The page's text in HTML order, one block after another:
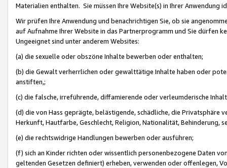
Materialien enthalten. Sie müssen Ihre Website(s) in Ihrer Anwendung
Wir prüfen Ihre Anwendung und benachrichtigen Sie, ob sie
auf Aufnahme Ihrer Website in das Partnerprogramm und Sie dürfen
Ungeeignet sind unter anderem Websites:
(a) die sexuelle oder obszöne Inhalte bewerben oder enthalten;
(b) die Gewalt verherrlichen oder gewalttätige Inhalte haben oder
anstiften,;
(c) die falsche, irreführende, diffamierende oder verleumderische
(d) die von Hass geprägte, belästigende, schädliche, die Privatsphäre
Herkunft, Hautfarbe, Geschlecht, Religion, Nationalität, Behinderung,
(e) die rechtswidrige Handlungen bewerben oder ausführen;
(f) sich an Kinder richten oder wissentlich personenbezogene Daten
geltenden Gesetzen definiert) erheben, verwenden oder offenlegen,